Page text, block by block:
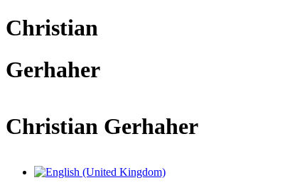
Christian
Gerhaher
Christian Gerhaher
Sprache auswählen